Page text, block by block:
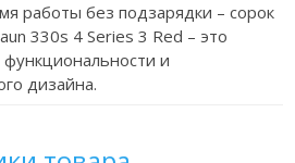
работы без подзарядки – сорок
330s 4 Series 3 Red – это
и
дизайна.